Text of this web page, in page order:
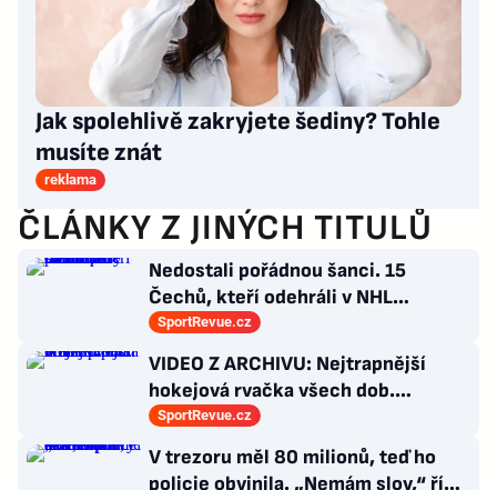
Jak spolehlivě zakryjete šediny? Tohle
musíte znát
reklama
ČLÁNKY Z JINÝCH TITULŮ
Nedostali pořádnou šanci. 15
Čechů, kteří odehráli v NHL
maximálně dva zápasy
SportRevue.cz
VIDEO Z ARCHIVU: Nejtrapnější
hokejová rvačka všech dob.
Nepadla v ní ani rána
SportRevue.cz
V trezoru měl 80 milionů, teď ho
policie obvinila. „Nemám slov,“ říká